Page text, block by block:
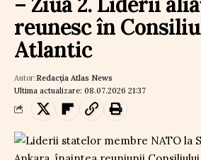
reunesc în
Atlantic
Ultima actualizare: 08.07.2026 21:37
Autor:Redacția Atlas News